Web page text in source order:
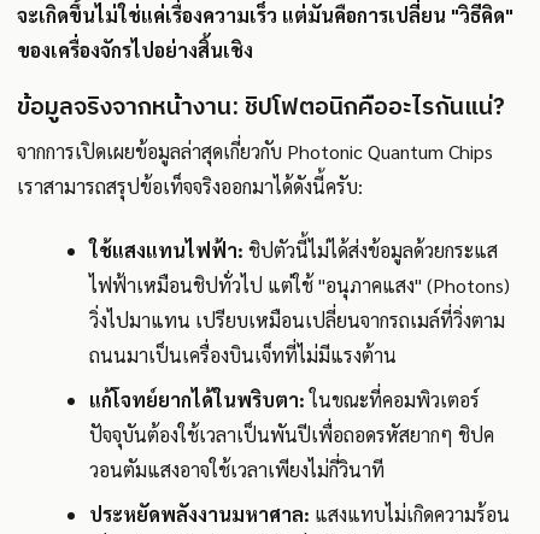
จะเกิดขึ้นไม่ใช่แค่เรื่องความเร็ว แต่มันคือการเปลี่ยน "วิธีคิด"
ของเครื่องจักรไปอย่างสิ้นเชิง
ข้อมูลจริงจากหน้างาน: ชิปโฟตอนิกคืออะไรกันแน่?
จากการเปิดเผยข้อมูลล่าสุดเกี่ยวกับ Photonic Quantum Chips
เราสามารถสรุปข้อเท็จจริงออกมาได้ดังนี้ครับ:
ใช้แสงแทนไฟฟ้า: ชิปตัวนี้ไม่ได้ส่งข้อมูลด้วยกระแส
ไฟฟ้าเหมือนชิปทั่วไป แต่ใช้ "อนุภาคแสง" (Photons)
วิ่งไปมาแทน เปรียบเหมือนเปลี่ยนจากรถเมล์ที่วิ่งตาม
ถนนมาเป็นเครื่องบินเจ็ทที่ไม่มีแรงต้าน
แก้โจทย์ยากได้ในพริบตา:ในขณะที่คอมพิวเตอร์
ปัจจุบันต้องใช้เวลาเป็นพันปีเพื่อถอดรหัสยากๆ ชิปค
วอนตัมแสงอาจใช้เวลาเพียงไม่กี่วินาที
ประหยัดพลังงานมหาศาล: แสงแทบไม่เกิดความร้อน